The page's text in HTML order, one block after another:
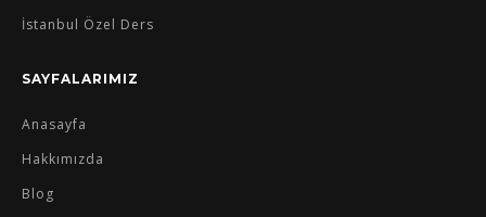
İstanbul Özel Ders
SAYFALARIMIZ
Anasayfa
Hakkımızda
Blog